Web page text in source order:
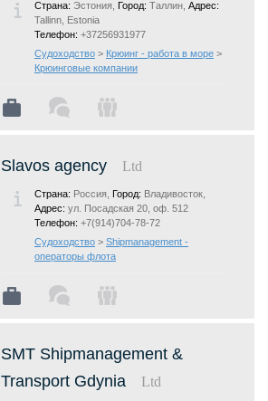
Страна: Эстония, Город: Таллин, Адрес:
Tallinn, Estonia
Телефон: +37256931977
Судоходство > Крюинг - работа в море >
Крюинговые компании
Slavos agency Ltd
Страна: Россия, Город: Владивосток,
Адрес: ул. Посадская 20, оф. 512
Телефон: +7(914)704-78-72
Судоходство > Shipmanagement -
операторы флота
SMT Shipmanagement &
Transport Gdynia
Ltd